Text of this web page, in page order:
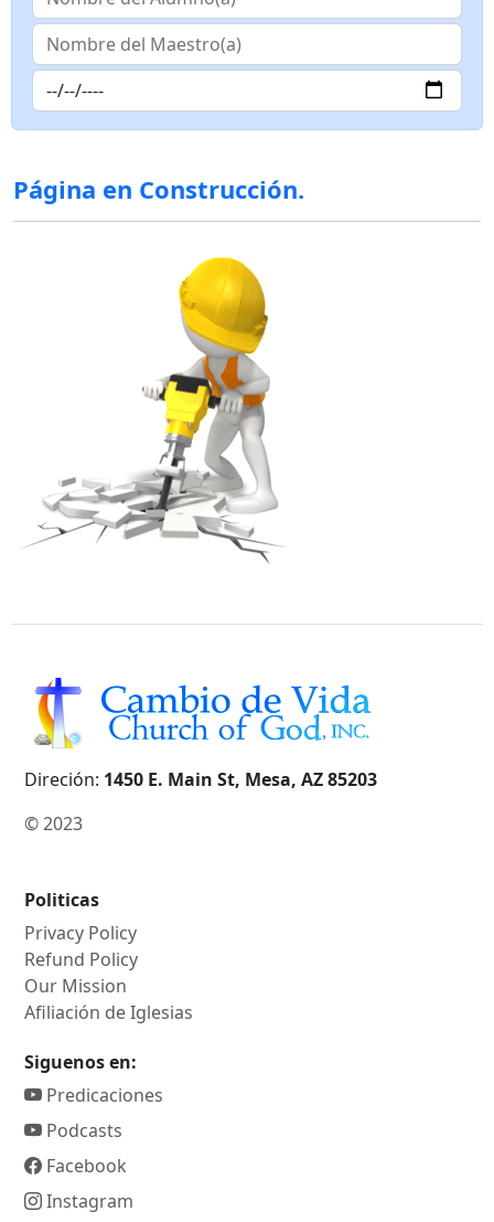
Página en Construcción.
Direción: 1450 E. Main St, Mesa, AZ 85203
© 2023
Politicas
Privacy Policy
Refund Policy
Our Mission
Afiliación de Iglesias
Siguenos en:
Predicaciones
Podcasts
Facebook
Instagram